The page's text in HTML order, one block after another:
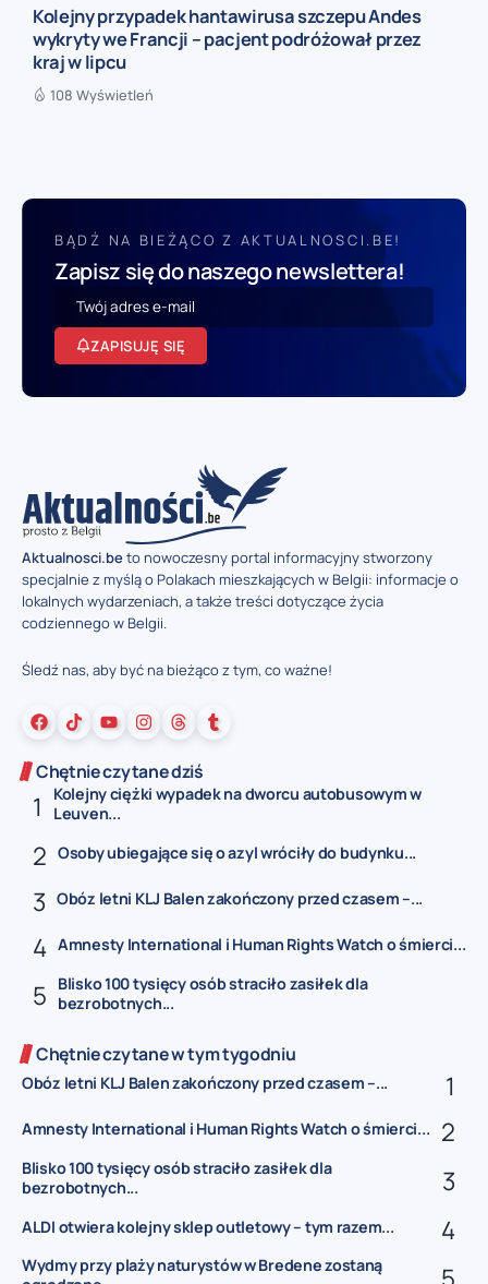
Kolejny przypadek hantawirusa szczepu Andes
wykryty we Francji – pacjent podróżował przez
kraj w lipcu
108 Wyświetleń
BĄDŹ NA BIEŻĄCO Z AKTUALNOSCI.BE!
Zapisz się do naszego newslettera!
ZAPISUJĘ SIĘ
Aktualnosci.beto nowoczesny portal informacyjny stworzony
specjalnie z myślą o Polakach mieszkających w Belgii: informacje o
lokalnych wydarzeniach, a także treści dotyczące życia
codziennego w Belgii.
Śledź nas, aby być na bieżąco z tym, co ważne!
Chętnie czytane dziś
Kolejny ciężki wypadek na dworcu autobusowym w
Leuven...
Osoby ubiegające się o azyl wróciły do budynku...
Obóz letni KLJ Balen zakończony przed czasem –...
Amnesty International i Human Rights Watch o śmierci...
Blisko 100 tysięcy osób straciło zasiłek dla
bezrobotnych...
Chętnie czytane w tym tygodniu
Obóz letni KLJ Balen zakończony przed czasem –...
Amnesty International i Human Rights Watch o śmierci...
Blisko 100 tysięcy osób straciło zasiłek dla
bezrobotnych...
ALDI otwiera kolejny sklep outletowy – tym razem...
Wydmy przy plaży naturystów w Bredene zostaną